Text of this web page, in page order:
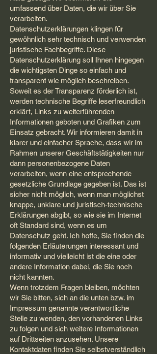
umfassend über Daten, die wir über Sie
verarbeiten.
Datenschutzerklärungen klingen für
gewöhnlich sehr technisch und verwenden
juristische Fachbegriffe. Diese
Datenschutzerklärung soll Ihnen hingegen
die wichtigsten Dinge so einfach und
transparent wie möglich beschreiben.
Soweit es der Transparenz förderlich ist,
werden technische Begriffe leserfreundlich
erklärt, Links zu weiterführenden
Informationen geboten und Grafiken zum
Einsatz gebracht. Wir informieren damit in
klarer und einfacher Sprache, dass wir im
Rahmen unserer Geschäftstätigkeiten nur
dann personenbezogene Daten
verarbeiten, wenn eine entsprechende
gesetzliche Grundlage gegeben ist. Das ist
sicher nicht möglich, wenn man möglichst
knappe, unklare und juristisch-technische
Erklärungen abgibt, so wie sie im Internet
oft Standard sind, wenn es um
Datenschutz geht. Ich hoffe, Sie finden die
folgenden Erläuterungen interessant und
informativ und vielleicht ist die eine oder
andere Information dabei, die Sie noch
nicht kannten.
Wenn trotzdem Fragen bleiben, möchten
wir Sie bitten, sich an die unten bzw. im
Impressum genannte verantwortliche
Stelle zu wenden, den vorhandenen Links
zu folgen und sich weitere Informationen
auf Drittseiten anzusehen. Unsere
Kontaktdaten finden Sie selbstverständlich